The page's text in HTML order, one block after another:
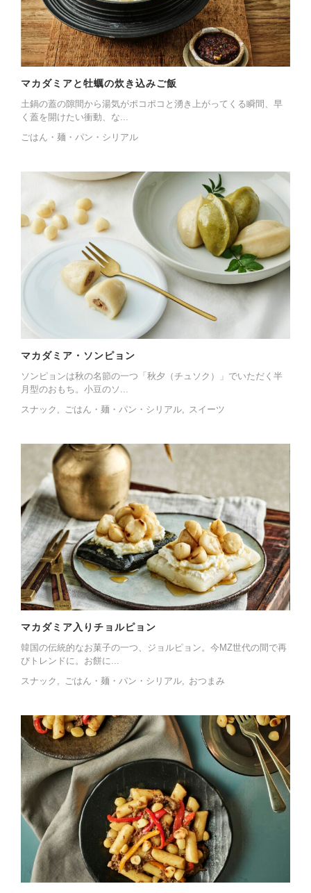
マカダミアと牡蠣の炊き込みご飯
土鍋の蓋の隙間から湯気がポコポコと湧き上がってくる瞬間、早
く蓋を開けたい衝動、な...
ごはん・麺・パン・シリアル
マカダミア・ソンピョン
ソンピョンは秋の名節の一つ「秋夕（チュソク）」でいただく半
月型のおもち。小豆のソ...
スナック
ごはん・麺・パン・シリアル スイーツ
マカダミア入りチョルピョン
韓国の伝統的なお菓子の一つ、ジョルピョン。今MZ世代の間で再
びトレンドに。お餅に...
スナック
ごはん・麺・パン・シリアル おつまみ